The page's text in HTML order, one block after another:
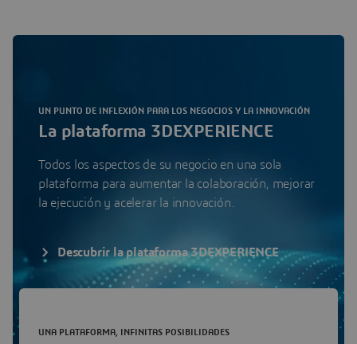
La plataforma 3DEXPERIENCE
UN PUNTO DE INFLEXIÓN PARA LOS NEGOCIOS Y LA INNOVACIÓN
Todos los aspectos de su negocio en una sola
plataforma para aumentar la colaboración, mejorar
la ejecución y acelerar la innovación.
Descubrir la plataforma 3DEXPERIENCE
UNA PLATAFORMA, INFINITAS POSIBILIDADES